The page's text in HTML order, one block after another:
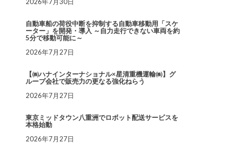
自動車船の荷役中断を抑制する自動車移動用「スケ
ーター」を開発・導入 ～自力走行できない車両を約
5分で移動可能に～
2026年7月27日
【㈱ハナインターナショナル×星清重機運輸㈱】グ
ループ会社で販売力の更なる強化ねらう
2026年7月27日
東京ミッドタウン八重洲でロボット配送サービスを
本格始動
2026年7月27日